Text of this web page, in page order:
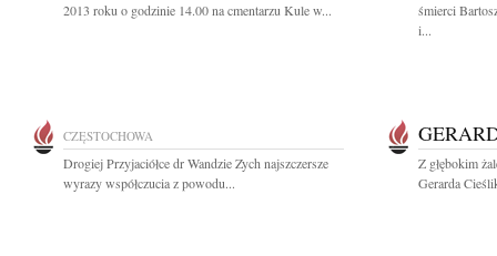
2013 roku o godzinie 14.00 na cmentarzu Kule w...
śmierci
i...
CZĘSTOCHOWA
Drogiej Przyjaciółce dr Wandzie Zych najszczersze
wyrazy współczucia z powodu...
Z głębokim
Gerarda